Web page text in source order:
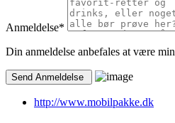
Anmeldelse*
Din anmeldelse anbefales at være
http://www.mobilpakke.dk